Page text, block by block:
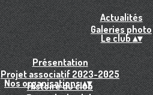
Actualités
Galeries photo
Le club▴▾
Présentation
Projet associatif 2023-2025
Histoire du club
Nos organisations▴▾